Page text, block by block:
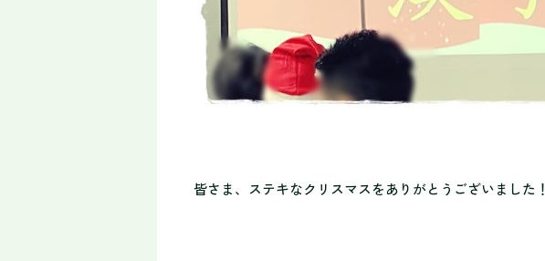
皆さま、ステキなクリスマスをありがとうございました！